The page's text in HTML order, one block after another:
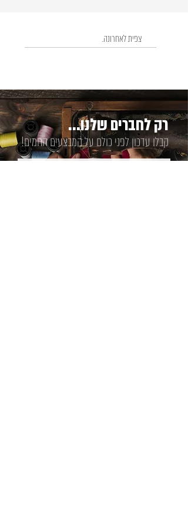
צפית לאחרונה.
קבלו עדכון לפני כולם על המבצעים החמים!
רק לחברים שלנו...